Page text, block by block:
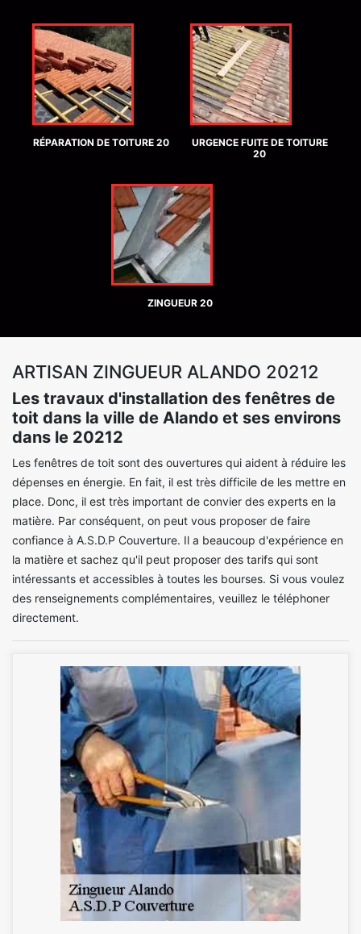
RÉPARATION DE TOITURE 20
URGENCE FUITE DE TOITURE
20
ZINGUEUR 20
ARTISAN ZINGUEUR ALANDO 20212
Les travaux d'installation des fenêtres de
toit dans la ville de Alando et ses environs
dans le 20212
Les fenêtres de toit sont des ouvertures qui aident à réduire les
dépenses en énergie. En fait, il est très difficile de les mettre en
place. Donc, il est très important de convier des experts en la
matière. Par conséquent, on peut vous proposer de faire
confiance à A.S.D.P Couverture. Il a beaucoup d'expérience en
la matière et sachez qu'il peut proposer des tarifs qui sont
intéressants et accessibles à toutes les bourses. Si vous voulez
des renseignements complémentaires, veuillez le téléphoner
directement.